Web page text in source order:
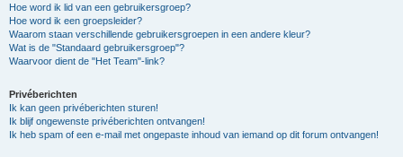
Hoe word ik lid van een gebruikersgroep?
Hoe word ik een groepsleider?
Waarom staan verschillende gebruikersgroepen in een andere kleur?
Wat is de "Standaard gebruikersgroep"?
Waarvoor dient de "Het Team"-link?
Privéberichten
Ik kan geen privéberichten sturen!
Ik blijf ongewenste privéberichten ontvangen!
Ik heb spam of een e-mail met ongepaste inhoud van iemand op dit forum ontvangen!